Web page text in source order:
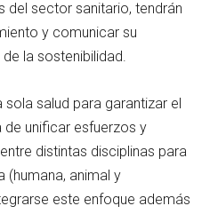
sector sanitario, tendrán
y comunicar su
la sostenibilidad.
sola salud para garantizar el
de unificar esfuerzos y
distintas disciplinas para
(humana, animal y
este enfoque además